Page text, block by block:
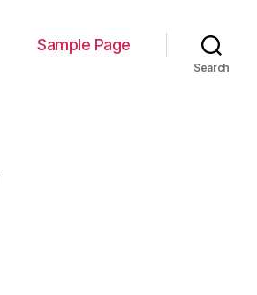
Sample Page
Search